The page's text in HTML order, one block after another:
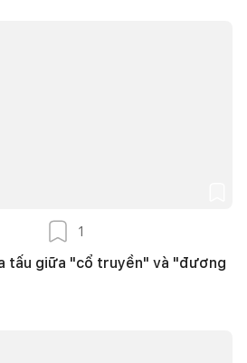
1
tấu giữa "cổ truyền" và "đương